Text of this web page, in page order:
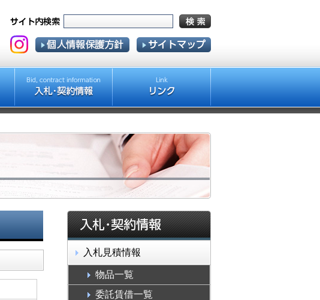
入札見積情報
物品一覧
委託賃借一覧